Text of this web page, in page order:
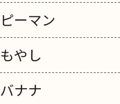
ピーマン
もやし
バナナ